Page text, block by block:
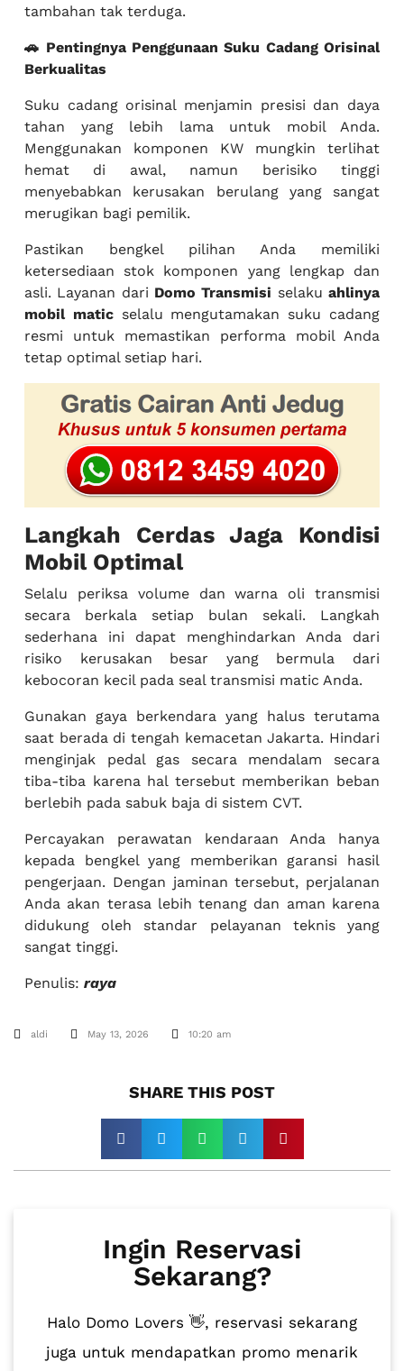
tambahan tak terduga.
🚗 Pentingnya Penggunaan Suku Cadang Orisinal
Berkualitas
Suku cadang orisinal menjamin presisi dan daya
tahan yang lebih lama untuk mobil Anda.
Menggunakan komponen KW mungkin terlihat
hemat di awal, namun berisiko tinggi
menyebabkan kerusakan berulang yang sangat
merugikan bagi pemilik.
Pastikan bengkel pilihan Anda memiliki
ketersediaan stok komponen yang lengkap dan
asli. Layanan dari Domo Transmisi selakuahlinya
mobil maticselalu mengutamakan suku cadang
resmi untuk memastikan performa mobil Anda
tetap optimal setiap hari.
Langkah Cerdas Jaga Kondisi
Mobil Optimal
Selalu periksa volume dan warna oli transmisi
secara berkala setiap bulan sekali. Langkah
sederhana ini dapat menghindarkan Anda dari
risiko kerusakan besar yang bermula dari
kebocoran kecil pada seal transmisi matic Anda.
Gunakan gaya berkendara yang halus terutama
saat berada di tengah kemacetan Jakarta. Hindari
menginjak pedal gas secara mendalam secara
tiba-tiba karena hal tersebut memberikan beban
berlebih pada sabuk baja di sistem CVT.
Percayakan perawatan kendaraan Anda hanya
kepada bengkel yang memberikan garansi hasil
pengerjaan. Dengan jaminan tersebut, perjalanan
Anda akan terasa lebih tenang dan aman karena
didukung oleh standar pelayanan teknis yang
sangat tinggi.
Penulis: raya
aldi May 13, 2026 10:20 am
SHARE THIS POST​
Ingin Reservasi
Sekarang?
Halo Domo Lovers 👋, reservasi sekarang
juga untuk mendapatkan promo menarik